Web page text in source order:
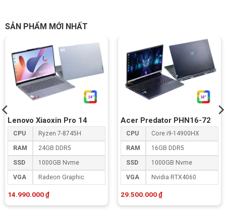
SẢN PHẨM MỚI NHẤT
Lenovo Xiaoxin Pro 14
CPU Ryzen 7-8745H
RAM 24GB DDR5
SSD 1000GB Nvme
VGA Radeon Graphic
14.990.000₫
Acer Predator PHN16-72
CPU Core i9-14900HX
RAM 16GB DDR5
SSD 1000GB Nvme
VGA Nvidia RTX4060
29.500.000₫